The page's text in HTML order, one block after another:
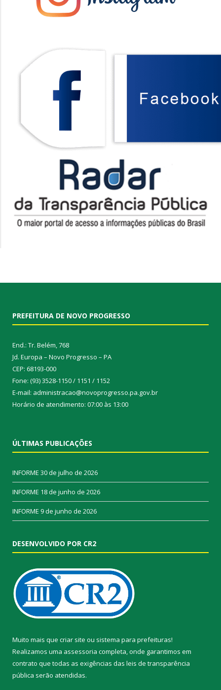
PREFEITURA DE NOVO PROGRESSO
End.: Tr. Belém, 768
Jd. Europa – Novo Progresso – PA
CEP: 68193-000
Fone: (93) 3528-1150 / 1151 / 1152
E-mail: administracao@novoprogresso.pa.gov.br
Horário de atendimento: 07:00 às 13:00
ÚLTIMAS PUBLICAÇÕES
INFORME 30 de julho de 2026
INFORME 18 de junho de 2026
INFORME 9 de junho de 2026
DESENVOLVIDO POR CR2
Muito mais que criar site ou sistema para prefeituras!
Realizamos uma assessoria completa, onde garantimos em
contrato que todas as exigências das leis de transparência
pública serão atendidas.